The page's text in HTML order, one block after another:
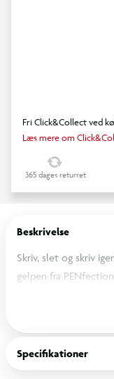
Fri Click&Collect ved
Læs mere om
365 dages returret
Beskrivelse
Skriv, slet og skriv
gelpen fra
fungerer som
forsvinder gennem
Pennen har
fantasifulde mønstre
Specifikationer